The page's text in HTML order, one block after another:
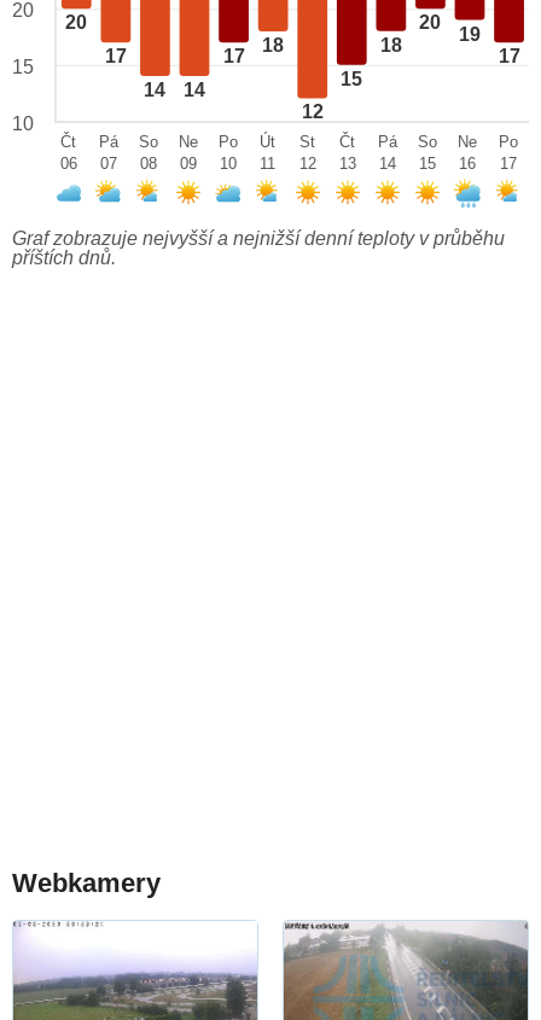
20
17
14 14
17
18
12
15
18
20
19
17
20
15
10
Čt
06
Pá
07
So
08
Ne
09
Po
10
Út
11
St
12
Čt
13
Pá
14
So
15
Ne
16
Po
17
Graf zobrazuje nejvyšší a nejnižší denní teploty v průběhu
příštích dnů.
Webkamery